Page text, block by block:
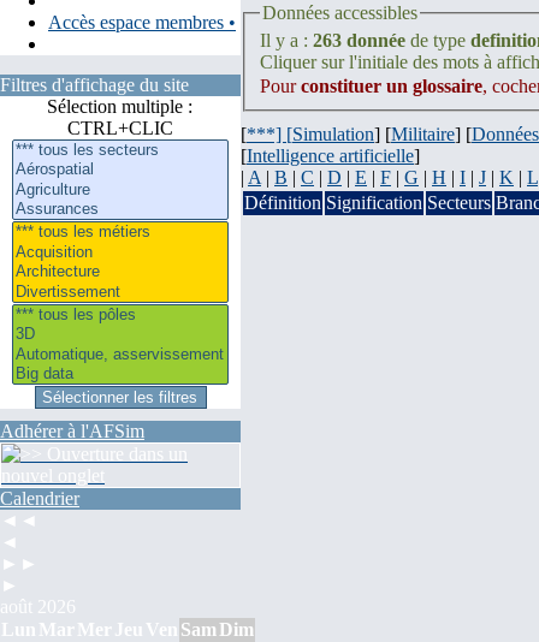
Accès espace membres •
Filtres d'affichage du site
Sélection multiple :
CTRL+CLIC
Adhérer à l'AFSim
Calendrier
◄◄
◄
►►
►
août 2026
Lun Mar Mer Jeu Ven Sam Dim
Données accessibles
Il y a : 263 donnée de type
Cliquer sur l'initiale des mots à
Pourconstituer un glossaire,
[***] [Simulation] [Militaire] [Données
[Intelligence artificielle]
| A | B | C | D | E | F | G | H | I | J | K | L
Définition Signification Secteurs